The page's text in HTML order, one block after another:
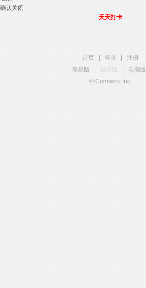
确认关闭
天天打卡
首页 登录
注册
简易版
触屏版 电脑版
© Comsenz Inc.